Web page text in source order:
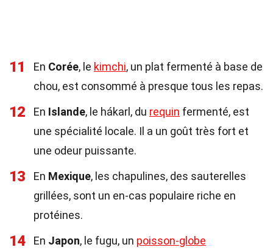
11 En Corée, le kimchi, un plat fermenté à base de
chou, est consommé à presque tous les repas.
12 En Islande, le hákarl, du requin fermenté, est
une spécialité locale. Il a un goût très fort et
une odeur puissante.
13 En Mexique, les chapulines, des sauterelles
grillées, sont un en-cas populaire riche en
protéines.
14 En Japon, le fugu, un poisson-globe